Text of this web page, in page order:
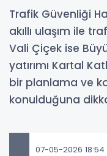
Trafik Güvenliği
akıllı ulaşım ile
Vali Çiçek ise
yatırımı Kartal
bir planlama ve
konulduğuna
07-05-2026 18:54